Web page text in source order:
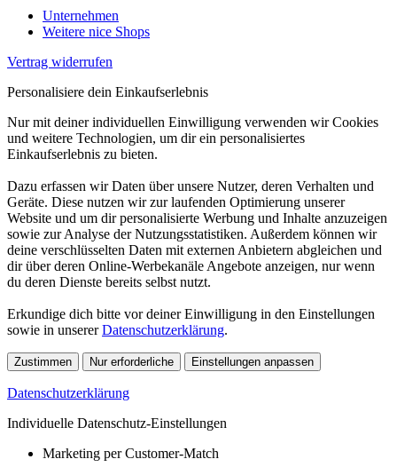
Unternehmen
Weitere nice Shops
Vertrag widerrufen
Personalisiere dein Einkaufserlebnis
Nur mit deiner individuellen Einwilligung verwenden wir Cookies
und weitere Technologien, um dir ein personalisiertes
Einkaufserlebnis zu bieten.
Dazu erfassen wir Daten über unsere Nutzer, deren Verhalten und
Geräte. Diese nutzen wir zur laufenden Optimierung unserer
Website und um dir personalisierte Werbung und Inhalte anzuzeigen
sowie zur Analyse der Nutzungsstatistiken. Außerdem können wir
deine verschlüsselten Daten mit externen Anbietern abgleichen und
dir über deren Online-Werbekanäle Angebote anzeigen, nur wenn
du deren Dienste bereits selbst nutzt.
Erkundige dich bitte vor deiner Einwilligung in den Einstellungen
sowie in unsererDatenschutzerklärung.
Zustimmen Nur erforderliche Einstellungen anpassen
Datenschutzerklärung
Individuelle Datenschutz-Einstellungen
Marketing per Customer-Match